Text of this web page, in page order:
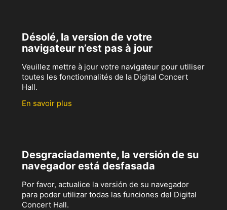
Désolé, la version de votre
navigateur n’est pas à jour
Veuillez mettre à jour votre navigateur pour utiliser
toutes les fonctionnalités de la Digital Concert
Hall.
En savoir plus
Desgraciadamente, la versión de su
navegador está desfasada
Por favor, actualice la versión de su navegador
para poder utilizar todas las funciones del Digital
Concert Hall.